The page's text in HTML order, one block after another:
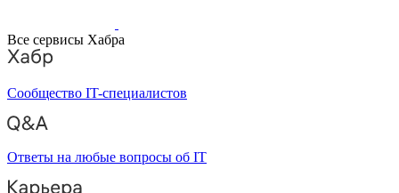
Все сервисы Хабра
Сообщество IT-специалистов
Ответы на любые вопросы об IT